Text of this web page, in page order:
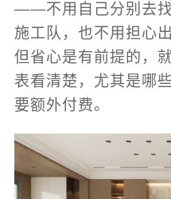
——不用自己分别去
施工队，也不用担心
但省心是有前提的，
表看清楚，尤其是哪
要额外付费。